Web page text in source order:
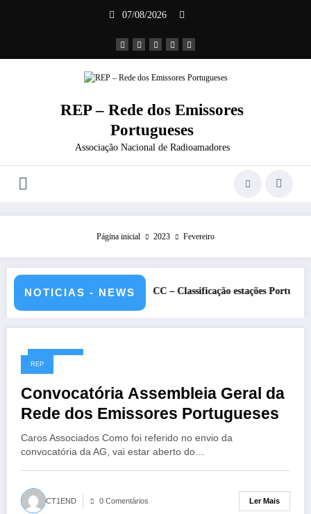
07/08/2026
REP – Rede dos Emissores
Portugueses
Associação Nacional de Radioamadores
Página inicial 2023 Fevereiro
NOTICIAS - NEWS
– CS5HQ DXCC – Classificação estações Portuguesas-2026
17/02/2023
REP
Convocatória Assembleia Geral da
Rede dos Emissores Portugueses
Caros Associados Como foi referido no envio da
convocatória da AG, vai estar aberto do…
CT1END 0 Comentários Ler Mais